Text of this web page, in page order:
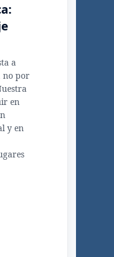
a
no por
en
y en